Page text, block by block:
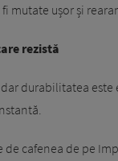
mutate ușor și
rezistă
durabilitatea
de cafenea de pe